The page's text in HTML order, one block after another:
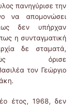
πανηγύρισε την
να απομονώσει
δεν υπήρχαν
η συνταγματική
δε σταματά,
όρισε
τον Γεώργιο
έτος, 1968, δεν